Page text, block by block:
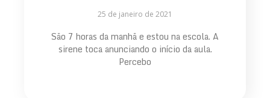
25 de janeiro de 2021
São 7 horas da manhã e estou na escola. A
sirene toca anunciando o início da aula.
Percebo